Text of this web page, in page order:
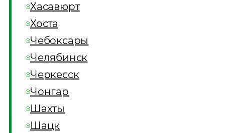
Хасавюрт
Хоста
Чебоксары
Челябинск
Черкесск
Чонгар
Шахты
Шацк